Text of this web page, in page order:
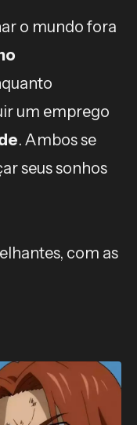
o mundo fora
um emprego
. Ambos se
seus sonhos
com as